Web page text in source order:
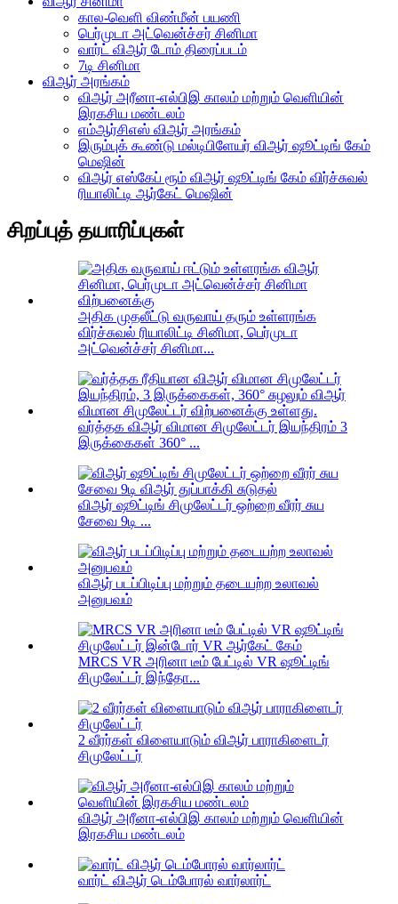
கால-வெளி விண்மீன் பயணி
பெர்முடா அட்வென்ச்சர் சினிமா
வார்ட் விஆர் டோம் திரைப்படம்
7டி சினிமா
விஆர் அரங்கம்
விஆர் அரீனா-எல்பிஇ காலம் மற்றும் வெளியின்
இரகசிய மண்டலம்
எம்ஆர்சிஎஸ் விஆர் அரங்கம்
இரும்புக் கூண்டு மல்டிபிளேயர் விஆர் ஷூட்டிங் கேம்
மெஷின்
விஆர் எஸ்கேப் ரூம் விஆர் ஷூட்டிங் கேம் விர்ச்சுவல்
ரியாலிட்டி ஆர்கேட் மெஷின்
சிறப்புத் தயாரிப்புகள்
அதிக முதலீட்டு வருவாய் தரும் உள்ளரங்க
விர்ச்சுவல் ரியாலிட்டி சினிமா, பெர்முடா
அட்வென்ச்சர் சினிமா...
வர்த்தக விஆர் விமான சிமுலேட்டர் இயந்திரம் 3
இருக்கைகள் 360° ...
விஆர் ஷூட்டிங் சிமுலேட்டர் ஒற்றை வீரர் சுய
சேவை 9டி ...
விஆர் படப்பிடிப்பு மற்றும் தடையற்ற உலாவல்
அனுபவம்
MRCS VR அரினா டீம் பேட்டில் VR ஷூட்டிங்
சிமுலேட்டர் இந்தோ...
2 வீரர்கள் விளையாடும் விஆர் பாராகிளைடர்
சிமுலேட்டர்
விஆர் அரீனா-எல்பிஇ காலம் மற்றும் வெளியின்
இரகசிய மண்டலம்
வார்ட் விஆர் டெம்போரல் வார்லார்ட்